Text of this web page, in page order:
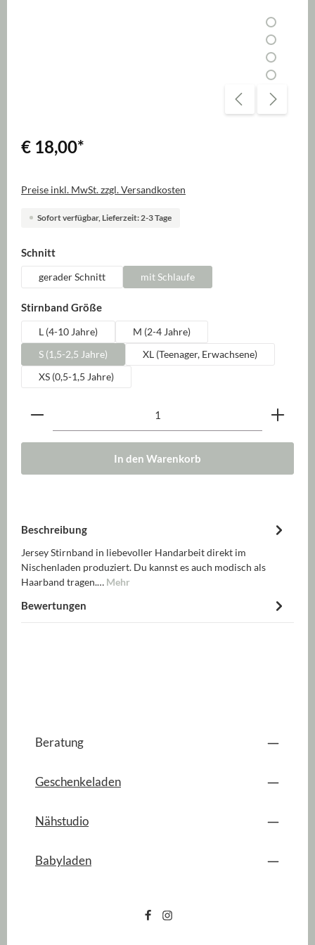
€ 18,00*
Preise inkl. MwSt. zzgl. Versandkosten
Sofort verfügbar, Lieferzeit: 2-3 Tage
Schnittauswählen
gerader Schnitt mit Schlaufe
Stirnband Größeauswählen
L (4-10 Jahre)
M (2-4 Jahre)
S (1,5-2,5 Jahre)
XL (Teenager, Erwachsene)
XS (0,5-1,5 Jahre)
Produkt Anzahl: Gib den gewünschten Wert ein
In den Warenkorb
Beschreibung
Jersey Stirnband in liebevoller Handarbeit direkt im
Nischenladen produziert. Du kannst es auch modisch als
Haarband tragen.… Mehr
Bewertungen
Beratung
Geschenkeladen
Nähstudio
Babyladen